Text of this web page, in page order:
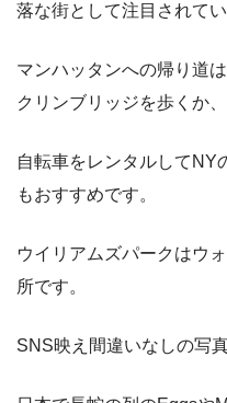
落な街として注目されて
マンハッタンへの帰り道
クリンブリッジを歩くか、
自転車をレンタルしてNY
もおすすめです。
ウイリアムズパークはウ
所です。
SNS映え間違いなしの写